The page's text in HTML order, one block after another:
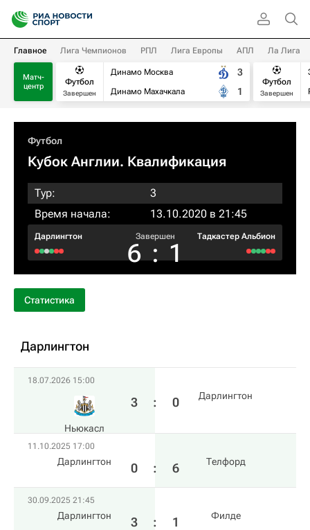
Главное Лига Чемпионов РПЛ Лига Европы АПЛ Ла Лига
Матч-
центр
Футбол
Завершен
Динамо Москва
Динамо Махачкала
3
1
Футбол
Завершен
Футбол
Кубок Англии. Квалификация
Тур:
3
Время начала:
13.10.2020 в 21:45
Дарлингтон Завершен
6 : 1
Тадкастер Альбион
Статистика
Дарлингтон
18.07.2026 15:00
Ньюкасл
3 : 0 Дарлингтон
11.10.2025 17:00
Дарлингтон 0 : 6 Телфорд
30.09.2025 21:45
Дарлингтон 3 : 1 Филде